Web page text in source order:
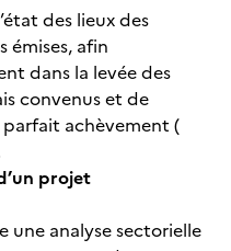
des lieux des
émises, afin
dans la levée des
convenus et de
achèvement (
projet
une analyse sectorielle